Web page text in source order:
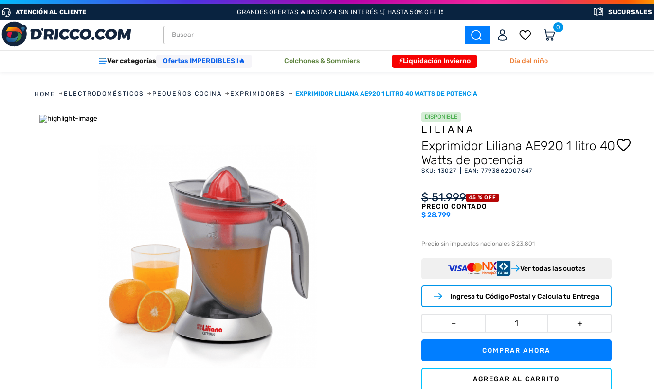
ATENCIÓN AL CLIENTE GRANDES OFERTAS 🔥HASTA 24 SIN INTERÉS 🛒 HASTA 50% OFF ❗❗ SUCURSALES
Buscar 0
Ver categorías Ofertas IMPERDIBLES !🔥 Colchones & Sommiers ⚡Liquidación Invierno Día del niño
ELECTRODOMÉSTICOS PEQUEÑOS COCINA EXPRIMIDORES EXPRIMIDOR LILIANA AE920 1 LITRO 40 WATTS DE POTENCIA
DISPONIBLE
LILIANA
Exprimidor Liliana AE920 1 litro 40
Watts de potencia
SKU: 13027 EAN: 7793862007647
$ 51.999 45 % OFF
PRECIO CONTADO
$28.799
Precio sin impuestos nacionales $ 23.801
Ver todas las cuotas
Ingresa tu Código Postal y Calcula tu Entrega
＋
－
COMPRAR AHORA
AGREGAR AL CARRITO
TÉRMINOS MÁS BUSCADOS
1. heladeras
termotanque
8. heladera
9. freidora aire
10. placard